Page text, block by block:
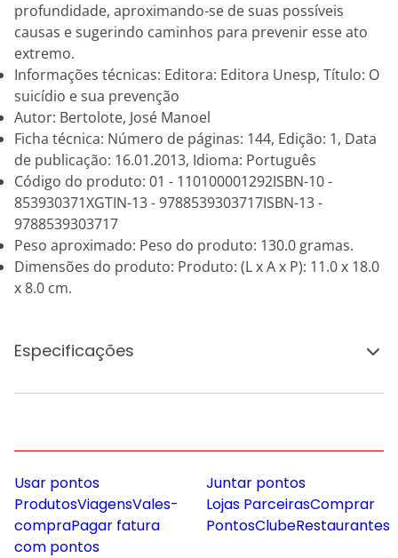
profundidade, aproximando-se de suas possíveis
causas e sugerindo caminhos para prevenir esse ato
extremo.
Informações técnicas: Editora: Editora Unesp, Título: O
suicídio e sua prevenção
Autor: Bertolote, José Manoel
Ficha técnica: Número de páginas: 144, Edição: 1, Data
de publicação: 16.01.2013, Idioma: Português
Código do produto: 01 - 110100001292ISBN-10 -
853930371XGTIN-13 - 9788539303717ISBN-13 -
9788539303717
Peso aproximado: Peso do produto: 130.0 gramas.
Dimensões do produto: Produto: (L x A x P): 11.0 x 18.0
x 8.0 cm.
Especificações
Usar pontos
ProdutosViagensVales-
compraPagar fatura
com pontos
Juntar pontos
Lojas ParceirasComprar
PontosClubeRestaurantes